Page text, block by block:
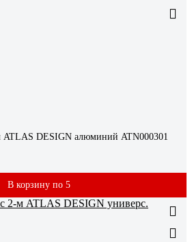
ATLAS DESIGN алюминий ATN000301
В корзину по 5